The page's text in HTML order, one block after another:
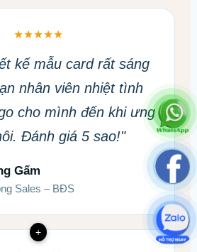
★★★★★
kế mẫu card rất sáng
nhân viên nhiệt tình
cho mình đến khi ưng
Đánh giá 5 sao!"
Gấm
Sales – BĐS
+